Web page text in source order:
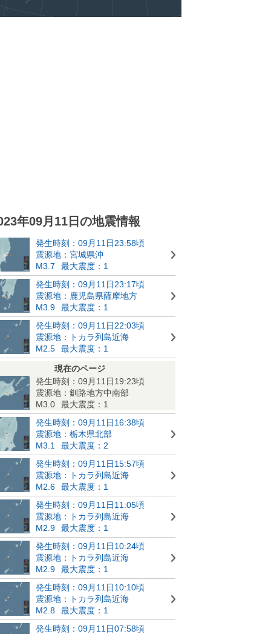
年09月11日の地震情報
発生時刻：09月11日23:58頃
震源地：宮城県沖
M3.7
最大震度：1
発生時刻：09月11日23:17頃
震源地：鹿児島県薩摩地方
M3.9
最大震度：1
発生時刻：09月11日22:03頃
震源地：トカラ列島近海
M2.5
最大震度：1
現在のページ
発生時刻：09月11日19:23頃
震源地：釧路地方中南部
M3.0
最大震度：1
発生時刻：09月11日16:38頃
震源地：栃木県北部
M3.1
最大震度：2
発生時刻：09月11日15:57頃
震源地：トカラ列島近海
M2.6
最大震度：1
発生時刻：09月11日11:05頃
震源地：トカラ列島近海
M2.9
最大震度：1
発生時刻：09月11日10:24頃
震源地：トカラ列島近海
M2.9
最大震度：1
発生時刻：09月11日10:10頃
震源地：トカラ列島近海
M2.8
最大震度：1
発生時刻：09月11日07:58頃